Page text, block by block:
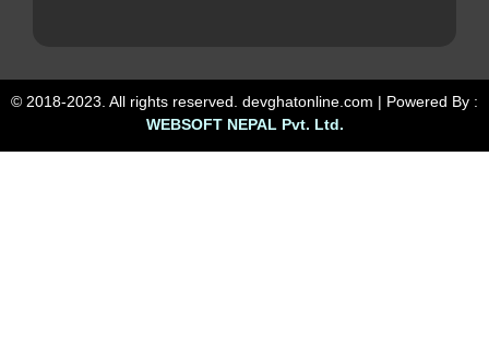
© 2018-2023. All rights reserved. devghatonline.com | Powered By :
WEBSOFT NEPAL Pvt. Ltd.